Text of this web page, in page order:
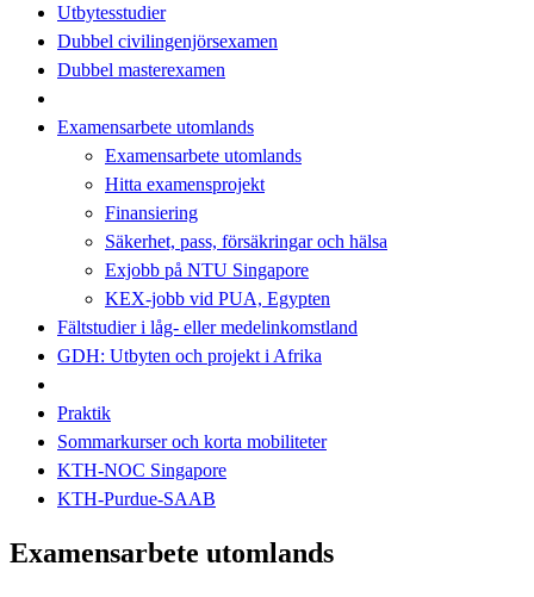
Utbytesstudier
Dubbel civilingenjörsexamen
Dubbel masterexamen
Examensarbete utomlands
Examensarbete utomlands
Hitta examensprojekt
Finansiering
Säkerhet, pass, försäkringar och hälsa
Exjobb på NTU Singapore
KEX-jobb vid PUA, Egypten
Fältstudier i låg- eller medelinkomstland
GDH: Utbyten och projekt i Afrika
Praktik
Sommarkurser och korta mobiliteter
KTH-NOC Singapore
KTH-Purdue-SAAB
Examensarbete utomlands